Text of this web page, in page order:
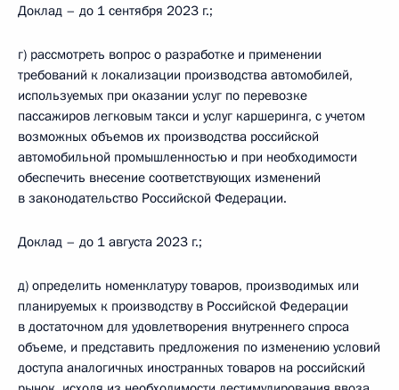
Доклад – до 1 сентября 2023 г.;
г) рассмотреть вопрос о разработке и применении
требований к локализации производства автомобилей,
используемых при оказании услуг по перевозке
пассажиров легковым такси и услуг каршеринга, с учетом
возможных объемов их производства российской
автомобильной промышленностью и при необходимости
обеспечить внесение соответствующих изменений
в законодательство Российской Федерации.
Доклад – до 1 августа 2023 г.;
д) определить номенклатуру товаров, производимых или
планируемых к производству в Российской Федерации
в достаточном для удовлетворения внутреннего спроса
объеме, и представить предложения по изменению условий
доступа аналогичных иностранных товаров на российский